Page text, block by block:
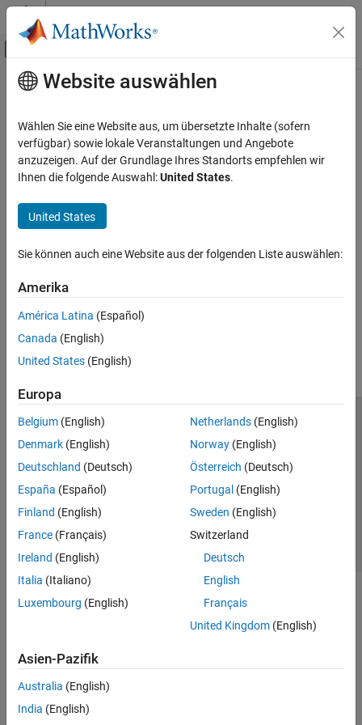
Weiter zum Inhalt
Umschaltung für Off-Canvas-
Startseite der Dokumentation
Hauptinhalt
How useful was this information?
Website auswählen
Wählen Sie eine Website aus, um übersetzte Inhalte (sofern
verfügbar) sowie lokale Veranstaltungen und Angebote
anzuzeigen. Auf der Grundlage Ihres Standorts empfehlen wir
Ihnen die folgende Auswahl:United States.
United States
Sie können auch eine Website aus der folgenden Liste auswählen:
Amerika
América Latina (Español)
Canada (English)
United States (English)
Europa
Belgium (English)
Denmark (English)
Deutschland (Deutsch)
España (Español)
Finland (English)
France (Français)
Ireland (English)
Italia (Italiano)
Luxembourg (English)
Netherlands(English)
Norway(English)
Österreich (Deutsch)
Portugal (English)
Sweden (English)
Switzerland
Deutsch
English
Français
United Kingdom(English)
Asien-Pazifik
Australia (English)
India (English)
Trust Center
Datenschutz-Richtlinien
Datendiebstahl verhindern
Status von Anwendungen
© 1994-2026 The MathWorks, Inc.
Website auswählen
Deutschland